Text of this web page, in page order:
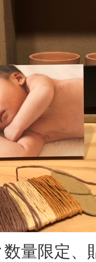
量限定、